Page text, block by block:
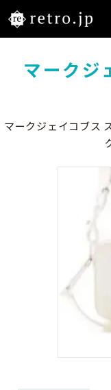
マークジ
マークジェイコブス